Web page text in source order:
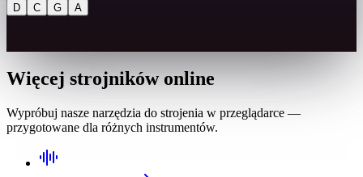
D C G A
Więcej strojników online
Wypróbuj nasze narzędzia do strojenia w przeglądarce —
przygotowane dla różnych instrumentów.